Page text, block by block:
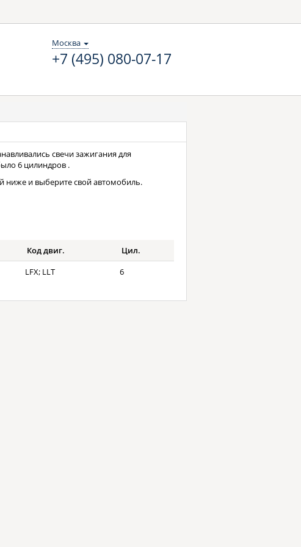
Москва
+7 (495) 080-07-17
свечи зажигания для
6 цилиндров .
ниже и выберите свой автомобиль.
Код двиг.
Цил.
LFX; LLT 6